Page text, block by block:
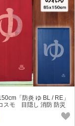
「防炎 ゆ BL / RE」
スモ 目隠し 消防 防災